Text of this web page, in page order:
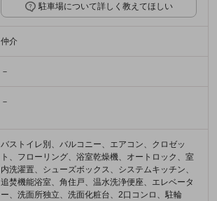
駐車場について詳しく教えてほしい
仲介
－
－
バストイレ別、バルコニー、エアコン、クロゼッ
ト、フローリング、浴室乾燥機、オートロック、室
内洗濯置、シューズボックス、システムキッチン、
追焚機能浴室、角住戸、温水洗浄便座、エレベータ
ー、洗面所独立、洗面化粧台、2口コンロ、駐輪